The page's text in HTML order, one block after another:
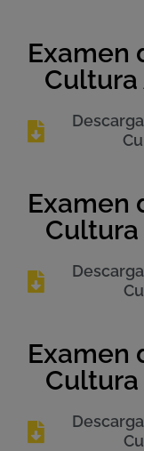
Examen
Cultura
Examen
Cultura
Examen
Cultura